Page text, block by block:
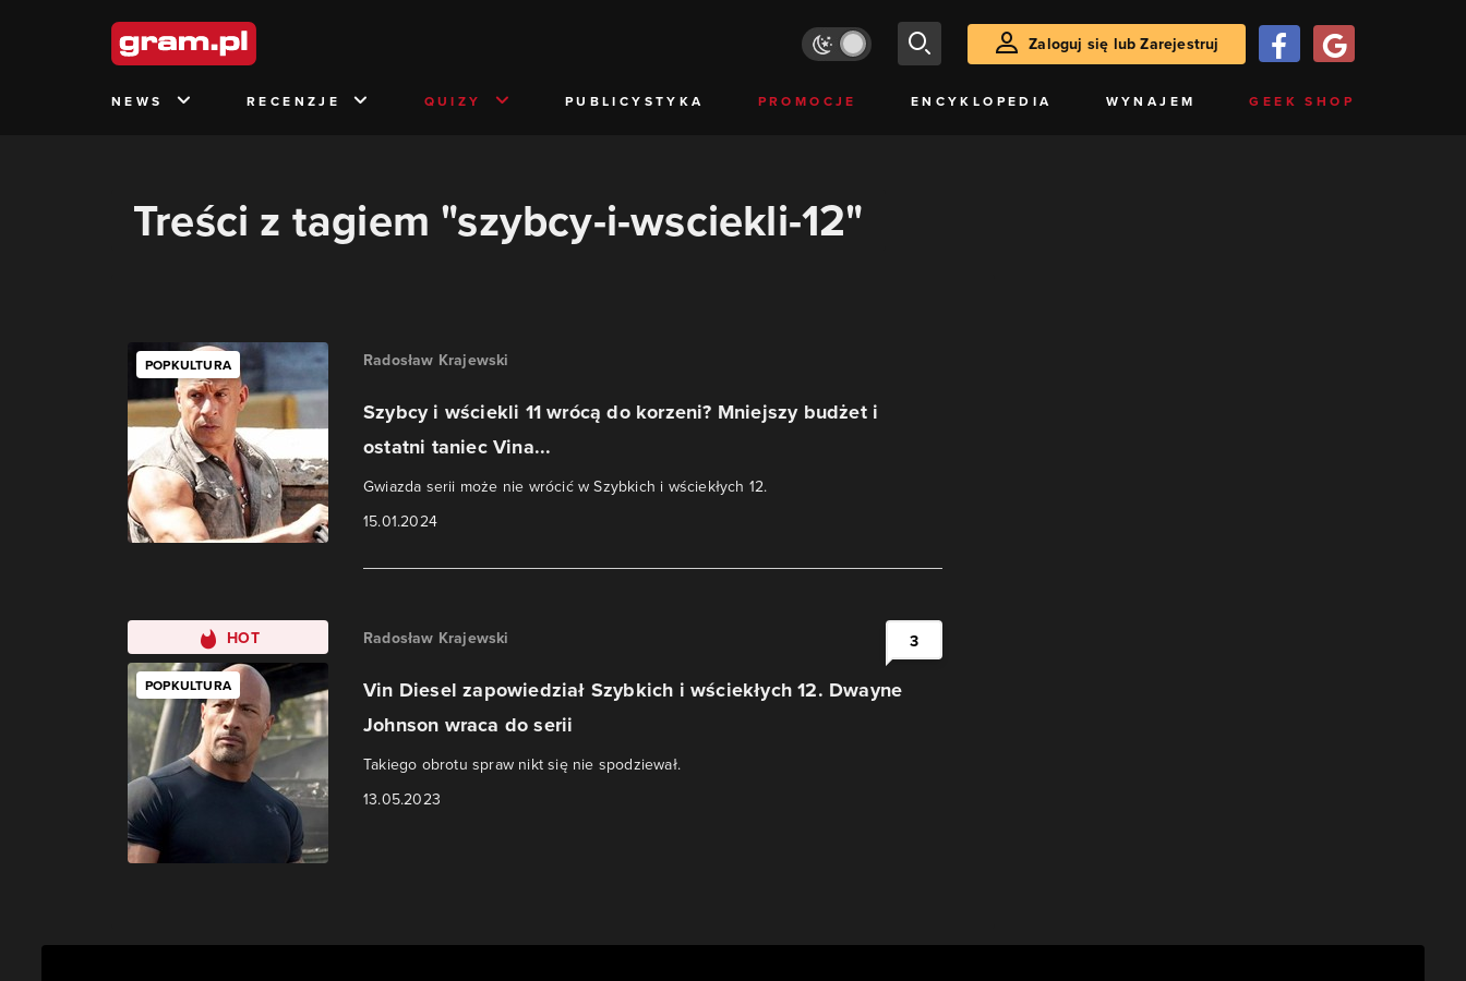
Zaloguj się lub Zarejestruj
NEWS RECENZJE QUIZY PUBLICYSTYKA PROMOCJE ENCYKLOPEDIA WYNAJEM GEEK SHOP
Treści z tagiem "szybcy-i-wsciekli-12"
POPKULTURA Radosław Krajewski
Szybcy i wściekli 11 wrócą do korzeni? Mniejszy budżet i
ostatni taniec Vina...
Gwiazda serii może nie wrócić w Szybkich i wściekłych 12.
15.01.2024
HOT
POPKULTURA
Radosław Krajewski
Vin Diesel zapowiedział Szybkich i wściekłych 12. Dwayne
Johnson wraca do serii
Takiego obrotu spraw nikt się nie spodziewał.
13.05.2023
3